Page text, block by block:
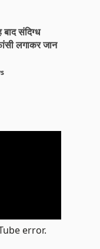
संदिग्ध
लगाकर जान
error.